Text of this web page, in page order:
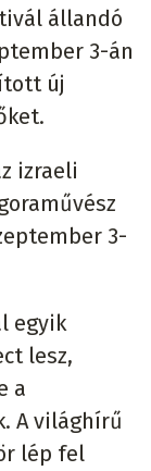
állandó
3-án
új
izraeli
3-
egyik
lesz,
a
A világhírű
lép fel